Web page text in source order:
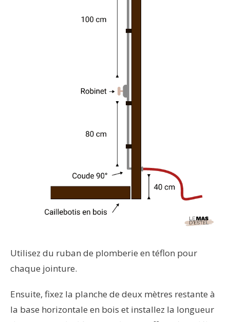
Utilisez du ruban de plomberie en téflon pour
chaque jointure.
Ensuite, fixez la planche de deux mètres restante à
la base horizontale en bois et installez la longueur